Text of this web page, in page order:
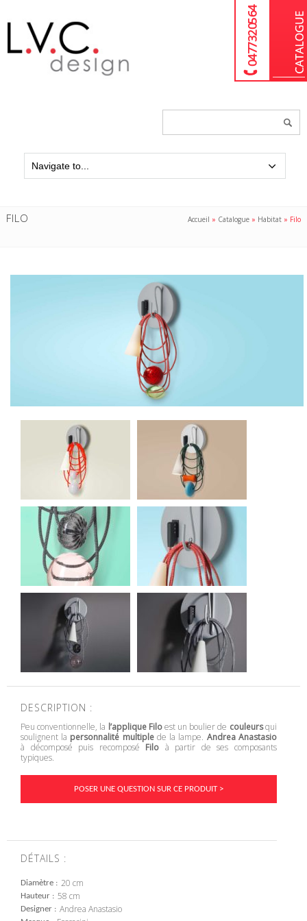
04 77 32 05 64
FILO Accueil » Catalogue » Habitat » Filo
DESCRIPTION :
Peu conventionnelle, la l’applique Filoest un boulier de couleursqui
soulignent la personnalité multiplede la lampe. Andrea Anastasio
à décomposé puis recomposé Filo à partir de ses composants
typiques.
POSER UNE QUESTION SUR CE PRODUIT >
DÉTAILS :
Diamètre 20 cm
Hauteur 58 cm
Designer Andrea Anastasio